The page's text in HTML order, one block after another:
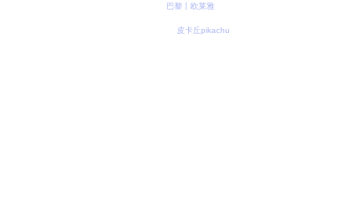
巴黎丨欧莱雅
皮卡丘pikachu